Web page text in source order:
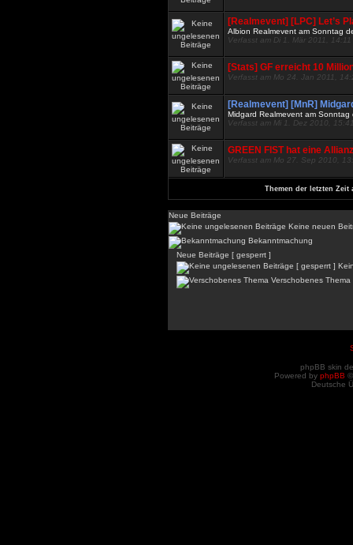
[Realmevent] [LPC] Let’s
Albion Realmevent am Sonntag
Verfasst am Di 1. Mär 2011, 14:11
[Stats] GF erreicht 10
Verfasst am Mo 24. Jan 2011,
[Realmevent] [MnR]
Midgard Realmevent am
Verfasst am Mi 1. Dez 2010,
GREEN FIST hat eine Allianz
Verfasst am Mo 27. Sep 2010,
Themen der letzten Zeit
Neue Beiträge
Keine neuen
Bekanntmachung
Neue Beiträge [ gesperrt ]
Verschobenes Thema
phpBB skin
Powered by phpBB
Deutsche